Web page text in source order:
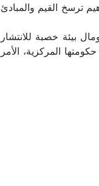
ترسخ القيم والمبادئ
بيئة خصبة للانتشار
المركزية، الأمر